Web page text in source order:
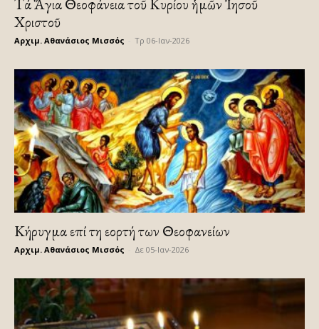
Χριστοῦ
Αρχιμ. Αθανάσιος Μισσός Τρ 06-Ιαν-2026
Κήρυγμα επί τη εορτή των Θεοφανείων
Αρχιμ. Αθανάσιος Μισσός Δε 05-Ιαν-2026